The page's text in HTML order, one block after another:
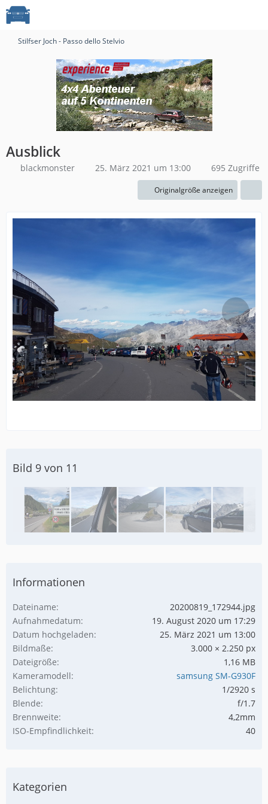
Stilfser Joch - Passo dello Stelvio
Ausblick
blackmonster 25. März 2021 um 13:00 695 Zugriffe
Originalgröße anzeigen
Bild 9 von 11
Informationen
Dateiname
20200819_172944.jpg
Aufnahmedatum
19. August 2020 um 17:29
Datum hochgeladen
25. März 2021 um 13:00
Bildmaße
3.000 × 2.250 px
Dateigröße
1,16 MB
Kameramodell
samsung SM-G930F
Belichtung
1/2920 s
Blende
f/1.7
Brennweite
4,2mm
ISO-Empfindlichkeit
40
Kategorien